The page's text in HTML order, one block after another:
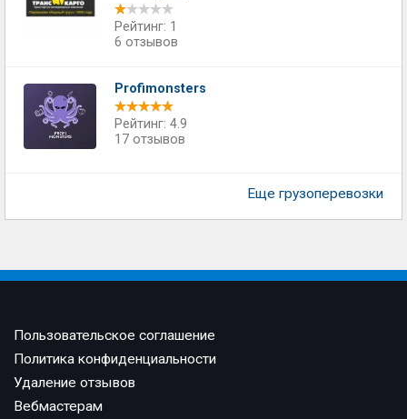
Рейтинг: 1
6 отзывов
Profimonsters
Рейтинг: 4.9
17 отзывов
Еще грузоперевозки
Пользовательское соглашение
Политика конфиденциальности
Удаление отзывов
Вебмастерам